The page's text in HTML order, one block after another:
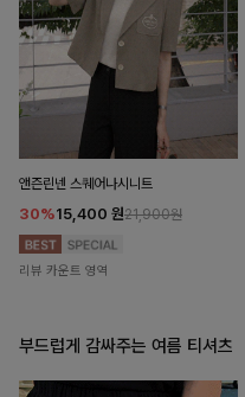
앤즌린넨 스퀘어나시니트
30%15,400 원21,900원
리뷰 카운트 영역
부드럽게 감싸주는 여름 티셔츠